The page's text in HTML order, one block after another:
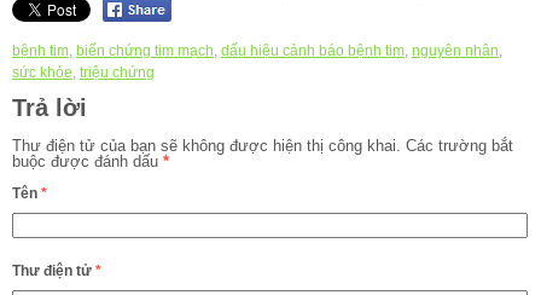
bệnh tim, biến chứng tim mạch, dấu hiệu cảnh báo bệnh tim, nguyên nhân,
sức khỏe, triệu chứng
Trả lời
Thư điện tử của bạn sẽ không được hiện thị công khai. Các trường bắt
buộc được đánh dấu *
Tên *
Thư điện tử *